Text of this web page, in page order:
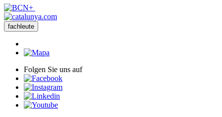
fachleute
Folgen Sie uns auf